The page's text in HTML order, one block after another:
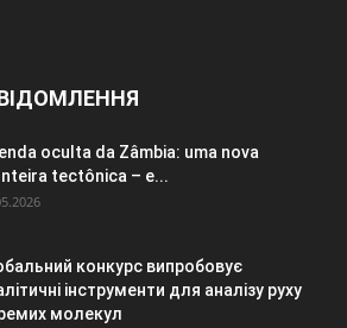
oculta da Zâmbia: uma nova
tectônica – e...
конкурс випробовує
інструменти для аналізу руху
молекул